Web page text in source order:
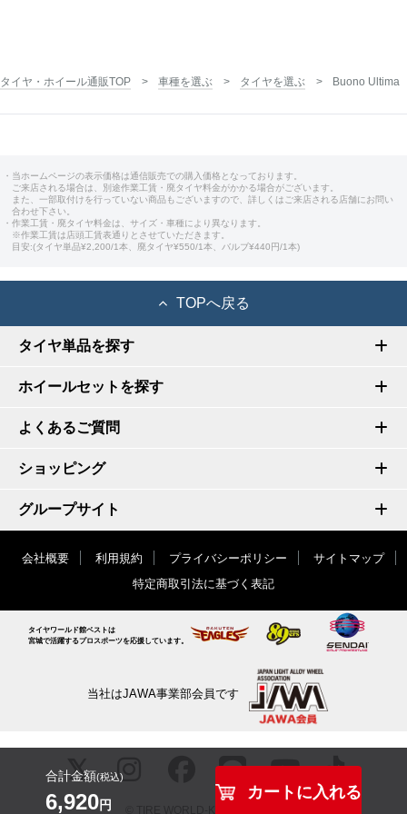
合計金額(税込)
6,920円
カートに入れる
タイヤ・ホイール通販TOP 車種を選ぶ タイヤを選ぶ Buono Ultima
・当ホームページの表示価格は通信販売での購入価格となっております。
ご来店される場合は、別途作業工賃・廃タイヤ料金がかかる場合がございます。
また、一部取付けを行っていない商品もございますので、詳しくはご来店される店舗にお問い
合わせ下さい。
・作業工賃・廃タイヤ料金は、サイズ・車種により異なります。
※作業工賃は店頭工賃表通りとさせていただきます。
目安:(タイヤ単品¥2,200/1本、廃タイヤ¥550/1本、バルブ¥440円/1本)
TOPへ戻る
タイヤ単品を探す
ホイールセットを探す
よくあるご質問
ショッピング
グループサイト
会社概要 利用規約 プライバシーポリシー
サイトマップ
特定商取引法に基づく表記
タイヤワールド館ベストは
宮城で活躍するプロスポーツを応援しています。
当社はJAWA事業部会員です